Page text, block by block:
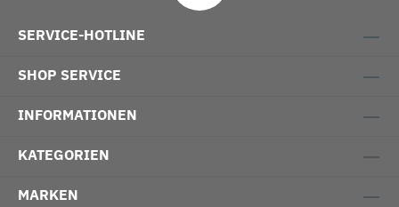
SERVICE-HOTLINE
SHOP SERVICE
INFORMATIONEN
KATEGORIEN
MARKEN